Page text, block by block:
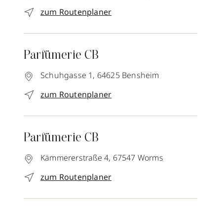
zum Routenplaner
Parfümerie CB
Schuhgasse 1, 64625 Bensheim
zum Routenplaner
Parfümerie CB
Kämmererstraße 4, 67547 Worms
zum Routenplaner